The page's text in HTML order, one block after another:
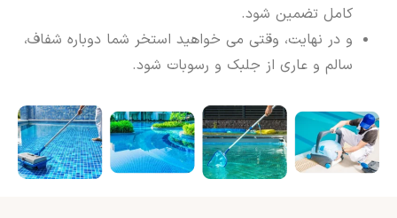
کامل تضمین شود.
و در نهایت، وقتی می خواهید استخر شما دوباره شفاف،
سالم و عاری از جلبک و رسوبات شود.